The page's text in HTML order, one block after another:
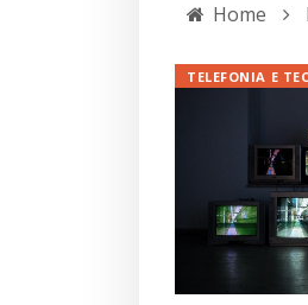
Home
TELEFONIA E